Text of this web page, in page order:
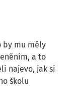
by mu měly
a to
najevo, jak si
školu